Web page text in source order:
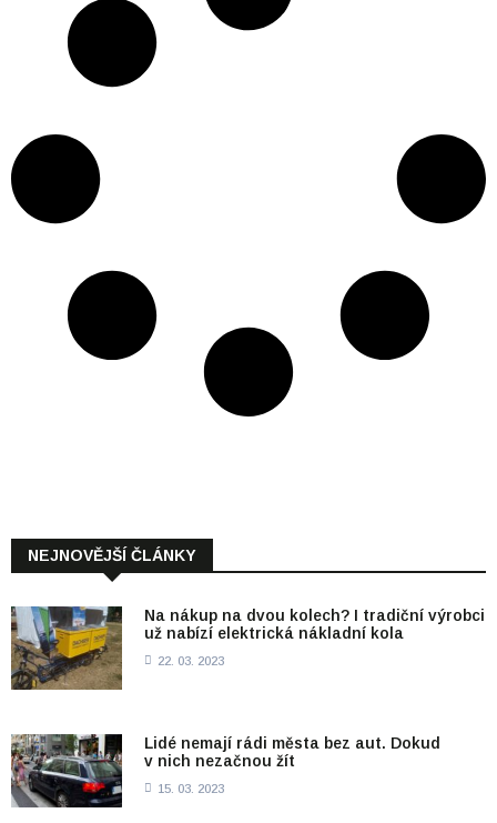
NEJNOVĚJŠÍ ČLÁNKY
Na nákup na dvou kolech? I tradiční výrobci
už nabízí elektrická nákladní kola
22. 03. 2023
Lidé nemají rádi města bez aut. Dokud
v nich nezačnou žít
15. 03. 2023